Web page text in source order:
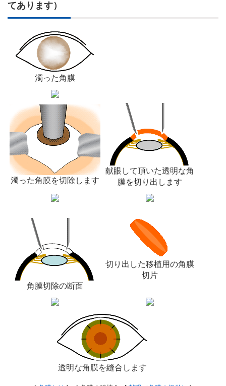
てあります）
濁った角膜
濁った角膜を切除します
献眼して頂いた透明な角
膜を切り出します
角膜切除の断面
切り出した移植用の角膜
切片
透明な角膜を縫合します